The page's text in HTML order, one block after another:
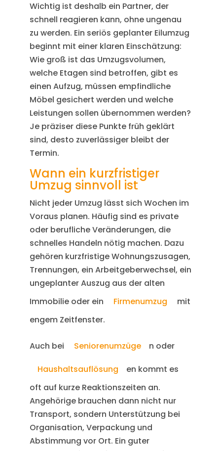
Wichtig ist deshalb ein Partner, der
schnell reagieren kann, ohne ungenau
zu werden. Ein seriös geplanter Eilumzug
beginnt mit einer klaren Einschätzung:
Wie groß ist das Umzugsvolumen,
welche Etagen sind betroffen, gibt es
einen Aufzug, müssen empfindliche
Möbel gesichert werden und welche
Leistungen sollen übernommen werden?
Je präziser diese Punkte früh geklärt
sind, desto zuverlässiger bleibt der
Termin.
Wann ein kurzfristiger
Umzug sinnvoll ist
Nicht jeder Umzug lässt sich Wochen im
Voraus planen. Häufig sind es private
oder berufliche Veränderungen, die
schnelles Handeln nötig machen. Dazu
gehören kurzfristige Wohnungszusagen,
Trennungen, ein Arbeitgeberwechsel, ein
ungeplanter Auszug aus der alten
Immobilie oder ein
Firmenumzug
mit
engem Zeitfenster.
Auch bei Seniorenumzüge n oder
Haushaltsauflösung
en kommt es
oft auf kurze Reaktionszeiten an.
Angehörige brauchen dann nicht nur
Transport, sondern Unterstützung bei
Organisation, Verpackung und
Abstimmung vor Ort. Ein guter